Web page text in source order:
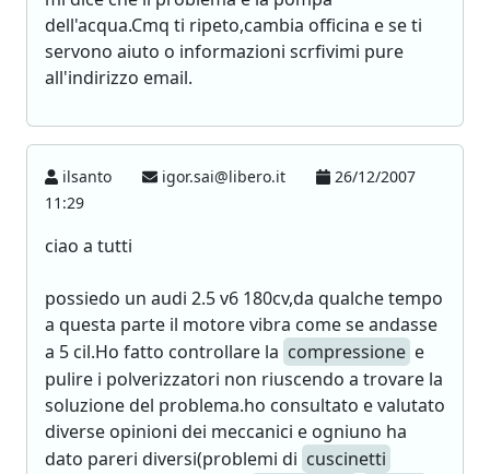
dell'acqua.Cmq ti ripeto,cambia officina e se ti
servono aiuto o informazioni scrfivimi pure
all'indirizzo email.
ilsanto igor.sai@libero.it
26/12/2007
11:29
ciao a tutti
possiedo un audi 2.5 v6 180cv,da qualche tempo
a questa parte il motore vibra come se andasse
a 5 cil.Ho fatto controllare la compressione e
pulire i polverizzatori non riuscendo a trovare la
soluzione del problema.ho consultato e valutato
diverse opinioni dei meccanici e ogniuno ha
dato pareri diversi(problemi di cuscinetti